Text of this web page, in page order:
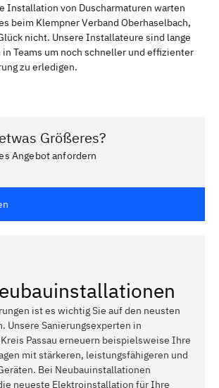
Installation von Duscharmaturen warten
beim Klempner Verband Oberhaselbach,
nicht. Unsere Installateure sind lange
Teams um noch schneller und effizienter
zu erledigen.
Größeres?
Angebot anfordern
ist es wichtig Sie auf den neusten
Unsere Sanierungsexperten in
Passau erneuern beispielsweise Ihre
mit stärkeren, leistungsfähigeren und
Bei Neubauinstallationen
neueste Elektroinstallation für Ihre